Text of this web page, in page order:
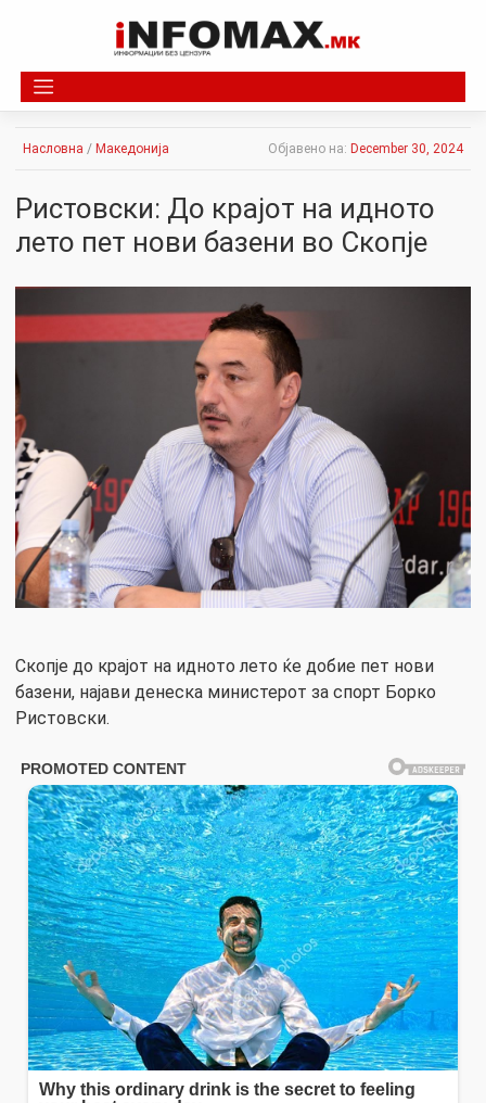
Насловна / Македонија Објавено на: December 30, 2024
Ристовски: До крајот на идното
лето пет нови базени во Скопје
Скопје до крајот на идното лето ќе добие пет нови
базени, најави денеска министерот за спорт Борко
Ристовски.